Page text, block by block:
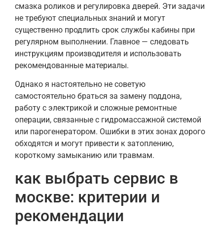
смазка роликов и регулировка дверей. Эти задачи
не требуют специальных знаний и могут
существенно продлить срок службы кабины при
регулярном выполнении. Главное — следовать
инструкциям производителя и использовать
рекомендованные материалы.
Однако я настоятельно не советую
самостоятельно браться за замену поддона,
работу с электрикой и сложные ремонтные
операции, связанные с гидромассажной системой
или парогенератором. Ошибки в этих зонах дорого
обходятся и могут привести к затоплению,
короткому замыканию или травмам.
как выбрать сервис в
москве: критерии и
рекомендации